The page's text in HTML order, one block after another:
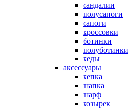
сандалии
полусапоги
сапоги
кроссовки
ботинки
полуботинки
кеды
аксессуары
кепка
шапка
шарф
козырек